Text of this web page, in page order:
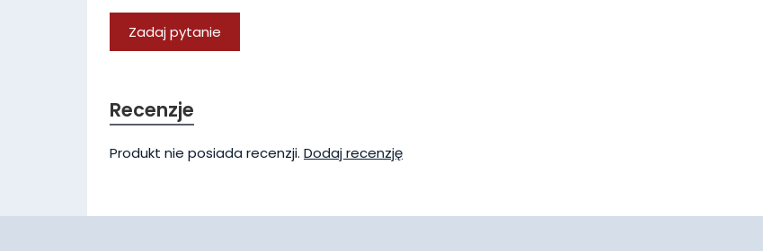
Zadaj pytanie
Recenzje
Produkt nie posiada recenzji. Dodaj recenzję